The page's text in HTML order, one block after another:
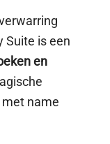
Suite is een
en
name